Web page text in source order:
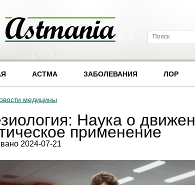
АСТМА ЗАБОЛЕВАНИЯ ЛОР
медицины
Наука о
применение
2024-07-21